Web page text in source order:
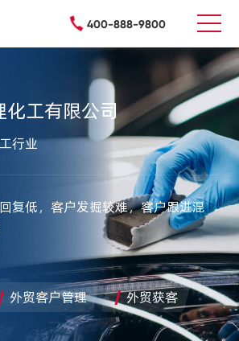
400-888-9800
化工有限公司
行业
复低，客户发掘较难，客户跟进混
外贸客户管理 外贸获客